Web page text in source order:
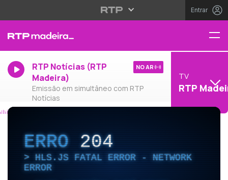
Entrar
RTP Notícias (RTP
Madeira)
Emissão em simultâneo com RTP
Notícias
NO AR
TV
RTP
ERRO204
HLS.JS FATAL ERROR - NETWORK
ERROR